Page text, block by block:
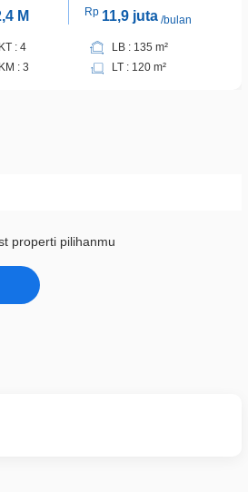
M
Rp 11,9 juta /bulan
KT : 4
KM : 3
LB : 135 m²
LT : 120 m²
properti pilihanmu